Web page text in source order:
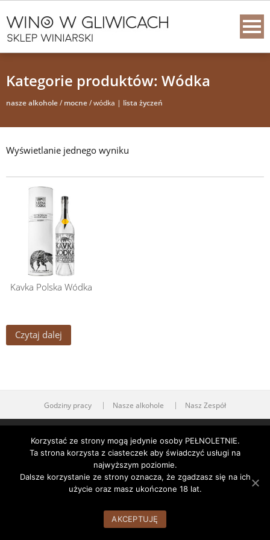
Kategorie produktów: Wódka
nasze alkohole/ mocne/ wódka | lista życzeń
Wyświetlanie jednego wyniku
Kavka Polska Wódka
Czytaj dalej
Godziny pracy Nasze alkohole Nasz Zespół
Korzystać ze strony mogą jedynie osoby PEŁNOLETNIE.
Ta strona korzysta z ciasteczek aby świadczyć usługi na
najwyższym poziomie.
Dalsze korzystanie ze strony oznacza, że zgadzasz się na ich
użycie oraz masz ukończone 18 lat.
AKCEPTUJĘ